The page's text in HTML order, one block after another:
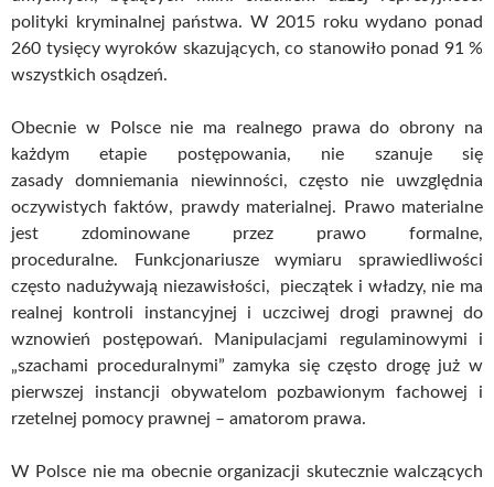
polityki kryminalnej państwa. W 2015 roku wydano ponad
260 tysięcy wyroków skazujących, co stanowiło ponad 91 %
wszystkich osądzeń.
Obecnie w Polsce nie ma realnego prawa do obrony na
każdym etapie postępowania, nie szanuje się
zasady domniemania niewinności, często nie uwzględnia
oczywistych faktów, prawdy materialnej. Prawo materialne
jest zdominowane przez prawo formalne,
proceduralne. Funkcjonariusze wymiaru sprawiedliwości
często nadużywają niezawisłości, pieczątek i władzy, nie ma
realnej kontroli instancyjnej i uczciwej drogi prawnej do
wznowień postępowań. Manipulacjami regulaminowymi i
„szachami proceduralnymi” zamyka się często drogę już w
pierwszej instancji obywatelom pozbawionym fachowej i
rzetelnej pomocy prawnej – amatorom prawa.
W Polsce nie ma obecnie organizacji skutecznie walczących